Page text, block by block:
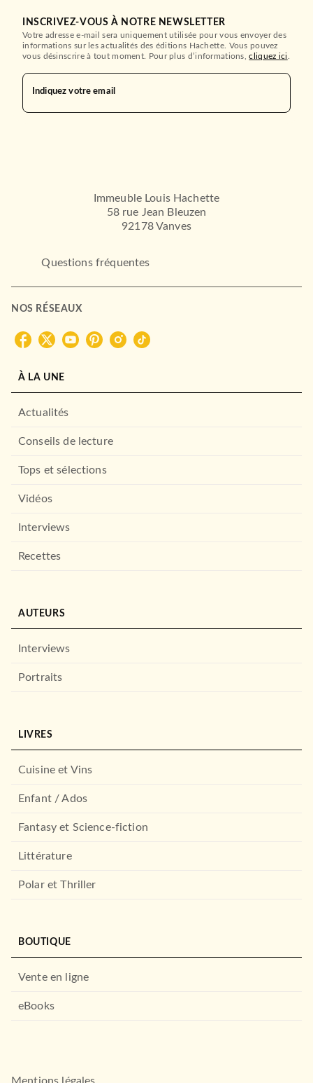
INSCRIVEZ-VOUS À NOTRE NEWSLETTER
Votre adresse e-mail sera uniquement utilisée pour vous envoyer des
informations sur les actualités des éditions Hachette. Vous pouvez
vous désinscrire à tout moment. Pour plus d’informations,cliquez ici
Indiquez votre email
Immeuble Louis Hachette
58 rue Jean Bleuzen
92178 Vanves
Questions fréquentes
NOS RÉSEAUX
À LA UNE
Actualités
Conseils de lecture
Tops et sélections
Vidéos
Interviews
Recettes
AUTEURS
Interviews
Portraits
LIVRES
Cuisine et Vins
Enfant / Ados
Fantasy et Science-fiction
Littérature
Polar et Thriller
BOUTIQUE
Vente en ligne
eBooks
Mentions légales